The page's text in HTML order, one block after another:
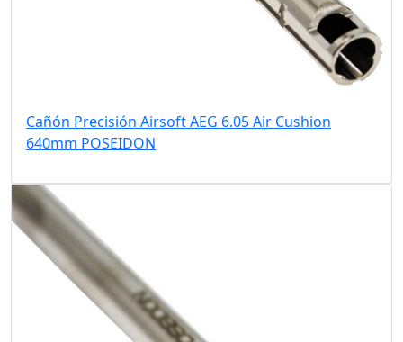
Cañón Precisión Airsoft AEG 6.05 Air Cushion
640mm POSEIDON